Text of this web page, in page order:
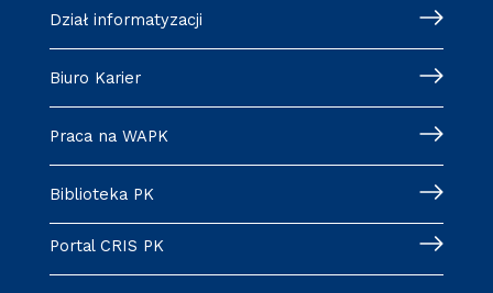
Dział informatyzacji
Biuro Karier
Praca na WAPK
Biblioteka PK
Portal CRIS PK